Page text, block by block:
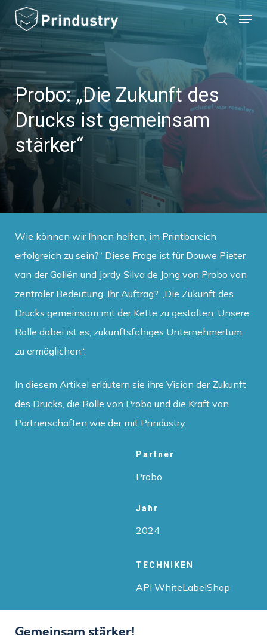
Skip
main
content
search
Menu
Probo: „Die Zukunft des
Drucks ist gemeinsam
stärker“
Wie können wir Ihnen helfen, im Printbereich
erfolgreich zu sein?“ Diese Frage ist für Douwe Pieter
van der Galiën und Jordy Silva de Jong von Probo von
zentraler Bedeutung. Ihr Auftrag? „Die Zukunft des
Drucks gemeinsam mit der Kette zu gestalten. Unsere
Rolle dabei ist es, zukunftsfähiges Unternehmertum
zu ermöglichen“.
In diesem Artikel erläutern sie ihre Vision der Zukunft
des Drucks, die Rolle von Probo und die Kraft von
Partnerschaften wie der mit Prindustry.
Partner
Probo
Jahr
2024
TECHNIKEN
API WhiteLabelShop